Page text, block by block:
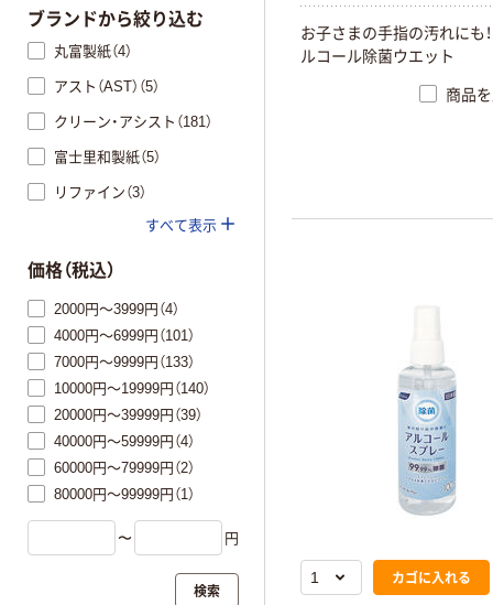
お子さ まの手指の汚れにも！
ルコール除菌ウエッ ト
商品
カゴに入れる
ブランドから絞り込む
丸富製紙（4）
アスト（AST）（5）
クリーン・アシスト（181）
富士里和製紙（5）
リファイン（3）
すべて表示
価格（税込）
2000円～3999円（4）
4000円～6999円（101）
7000円～9999円（133）
10000円～19999円（140）
20000円～39999円（39）
40000円～59999円（4）
60000円～79999円（2）
80000円～99999円（1）
〜 円
検索